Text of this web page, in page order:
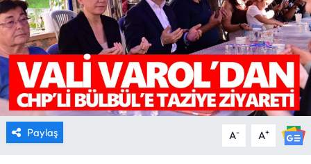
Paylaş A- A+
SPOR
TARIM
TURİZM
YAŞAM